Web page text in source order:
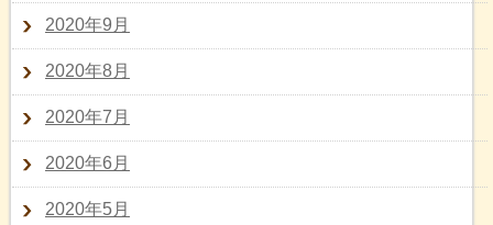
2020年9月
2020年8月
2020年7月
2020年6月
2020年5月